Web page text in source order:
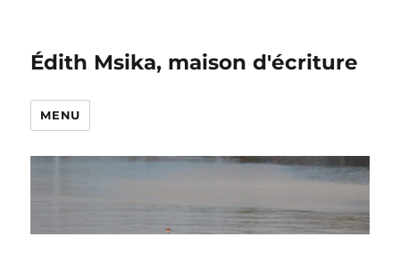
Édith Msika, maison d'écriture
MENU